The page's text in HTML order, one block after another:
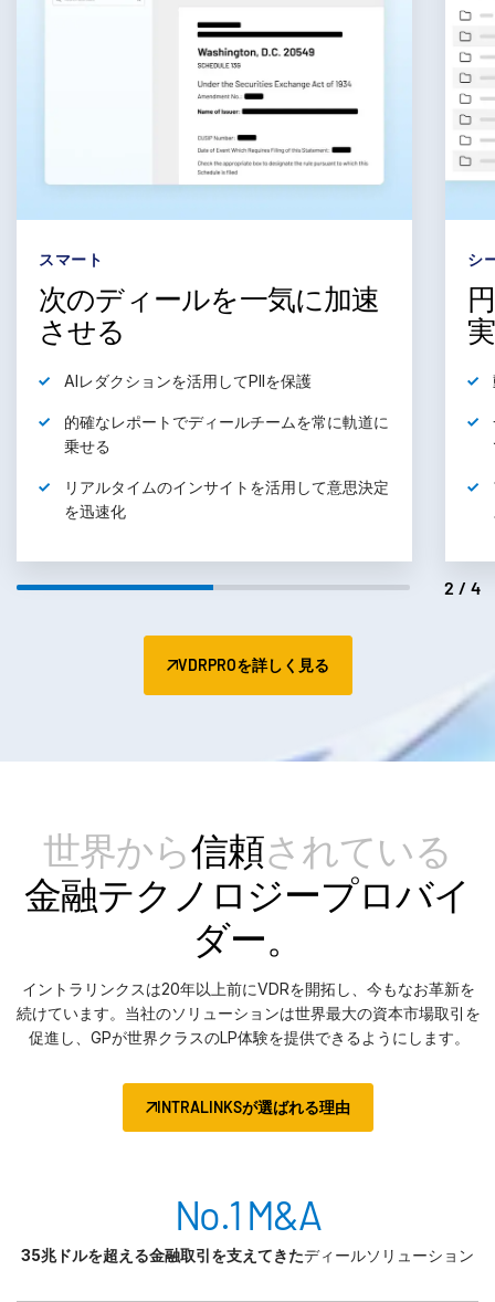
スマート
次のディールを一気に加速
させる
AIレダクションを活用 してPIIを保護
的確なレポートでディールチームを常に軌道に
乗せる
リアルタイムのインサイトを活用 して意思決定
を迅速化
シ
2/4
VDRPROを詳しく見る
世界から信頼されている
金融テクノロジープロバイ
ダー。
イントラリンクスは20年以上前にVDRを開拓し、今もなお革新を
続けています。当社のソリューションは世界最大の資本市場取引を
促進し、GPが世界クラスのLP体験を提供できるようにします。
INTRALINKSが選ばれる理由
No.1 M&A
35兆ドルを超える金融取引を支えてきたディールソリューション